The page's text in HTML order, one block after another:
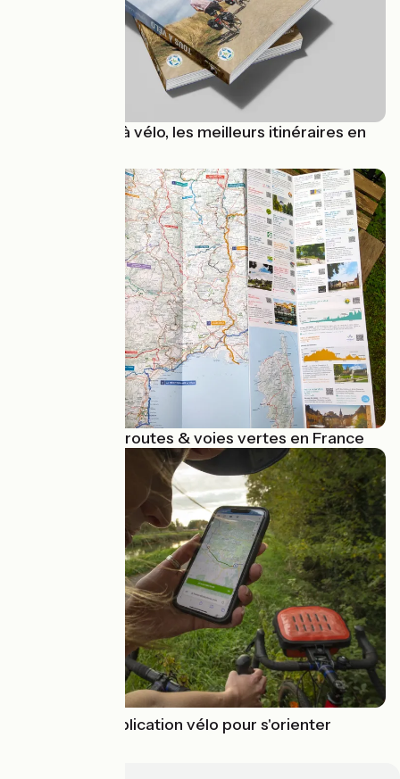
Guide : « Tous à vélo, les meilleurs itinéraires en
Carte des véloroutes & voies vertes en France
Utiliser une application vélo pour s'orienter